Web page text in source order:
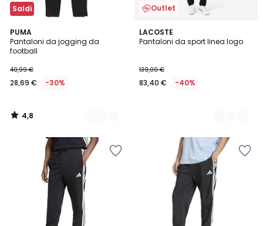
Saldi
PUMA
Pantaloni da jogging da
football
40,99 €
28,69 € -30%
4,8
/ 5
2
Colori
4,8
/
Outlet
LACOSTE
Pantaloni da sport linea logo
139,00 €
83,40 € -40%
2
Colori